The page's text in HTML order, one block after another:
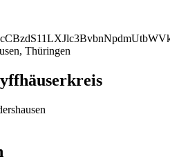
Thüringen